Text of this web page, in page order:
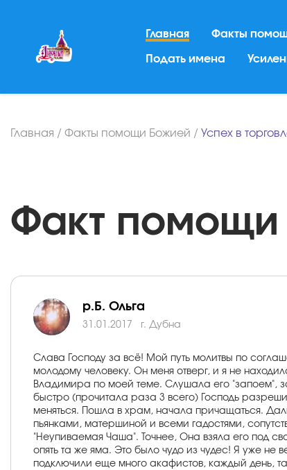
Главная Факты
Подать имена
Главная / Факты помощи Божией / Успех в
Факт помощи
р.Б. Ольга
31.01.2017 г. Дубна
Слава Господу за всё! Мой путь молитвы по
молодому человеку. Он меня отверг, и я не
Владимира по моей теме. Слушала его "запоем",
быстро (прочитала раза 3 всего) Господь
меняться. Пошла в храм, начала причащаться.
пьянками, матершиной и всеми гадостями,
"Неупиваемая Чаша". Точнее, Она взяла его под
опять та же яма. Это было чудо из чудес! Я уже не
подключили еще много акафистов, каждый день,